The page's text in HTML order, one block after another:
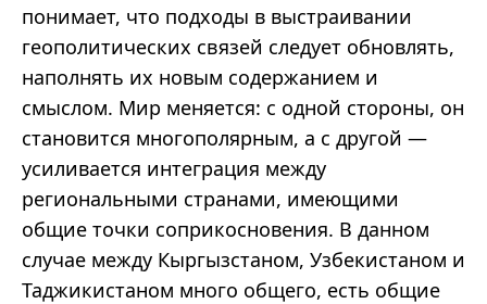
понимает, что подходы в выстраивании
геополитических связей следует обновлять,
наполнять их новым содержанием и
смыслом. Мир меняется: с одной стороны, он
становится многополярным, а с другой —
усиливается интеграция между
региональными странами, имеющими
общие точки соприкосновения. В данном
случае между Кыргызстаном, Узбекистаном и
Таджикистаном много общего, есть общие